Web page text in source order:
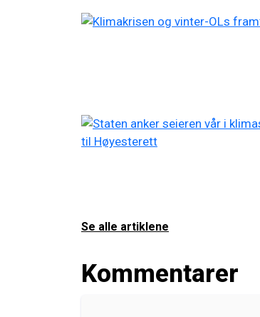
Se alle artiklene
Kommentarer